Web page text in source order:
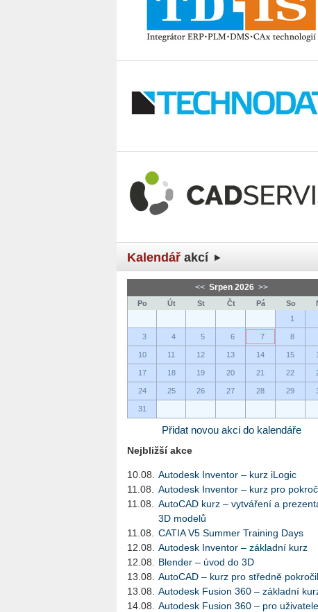
Kalendář akcí
<< Srpen 2026 >>
Po Út St Čt Pá So
1
3 4 5 6 7 8
10 11 12 13 14 15
17 18 19 20 21 22
24 25 26 27 28 29
31
Přidat novou akci do kalendáře
Nejbližší akce
10.08.
Autodesk Inventor – kurz iLogic
11.08.
Autodesk Inventor – kurz pro
11.08.
AutoCAD kurz – vytváření a
3D modelů
11.08.
CATIA V5 Summer Training Days
12.08.
Autodesk Inventor – základní kurz
12.08.
Blender – úvod do 3D
13.08.
AutoCAD – kurz pro středně
13.08.
Autodesk Fusion 360 – základní
14.08.
Autodesk Fusion 360 – pro uživatele